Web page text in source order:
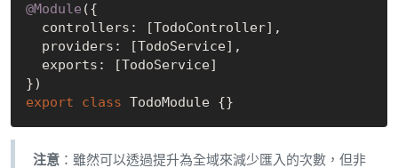
@Module ({
export
class
注意 ：雖然可以透過提升為全域來減少匯入的次數，但非